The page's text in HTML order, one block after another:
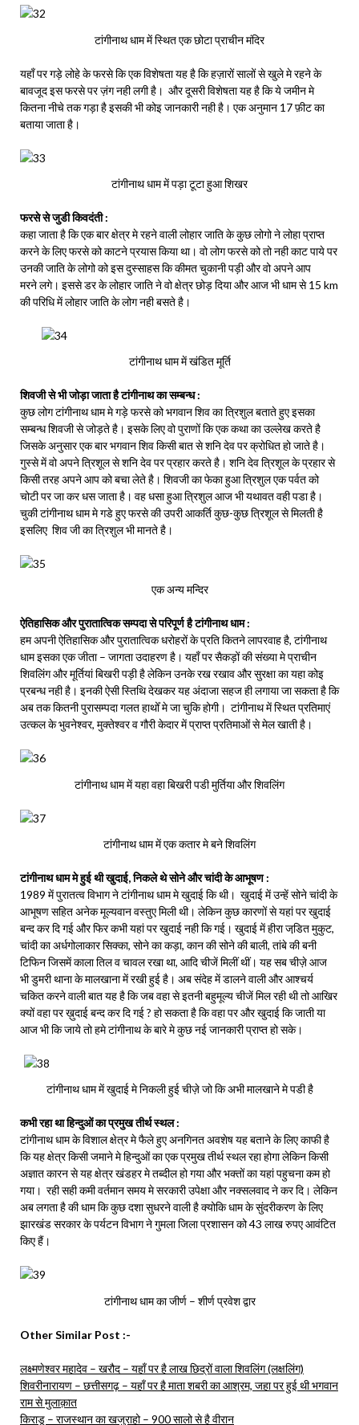
टांगीनाथ धाम में स्थित एक छोटा प्राचीन मंदिर
यहाँ पर गड़े लोहे के फरसे कि एक विशेषता यह है कि हज़ारों सालों से खुले मे रहने के
बावजूद इस फरसे पर ज़ंग नही लगी है। और दूसरी विशेषता यह है कि ये जमीन मे
कितना नीचे तक गड़ा है इसकी भी कोइ जानकारी नही है। एक अनुमान 17 फ़ीट का
बताया जाता है।
टांगीनाथ धाम में पड़ा टूटा हुआ शिखर
फरसे से जुडी किवदंती :
कहा जाता है कि एक बार क्षेत्र मे रहने वाली लोहार जाति के कुछ लोगो ने लोहा प्राप्त
करने के लिए फरसे को काटने प्रयास किया था। वो लोग फरसे को तो नही काट पाये पर
उनकी जाति के लोगो को इस दुस्साहस कि कीमत चुकानी पड़ी और वो अपने आप
मरने लगे। इससे डर के लोहार जाति ने वो क्षेत्र छोड़ दिया और आज भी धाम से 15 km
की परिधि में लोहार जाति के लोग नही बसते है।
टांगीनाथ धाम में खंडित मूर्ति
शिवजी से भी जोड़ा जाता है टांगीनाथ का सम्बन्ध :
कुछ लोग टांगीनाथ धाम मे गड़े फरसे को भगवान शिव का त्रिशुल बताते हुए इसका
सम्बन्ध शिवजी से जोड़ते है। इसके लिए वो पुराणों कि एक कथा का उल्लेख करते है
जिसके अनुसार एक बार भगवान शिव किसी बात से शनि देव पर क्रोधित हो जाते है।
गुस्से में वो अपने त्रिशूल से शनि देव पर प्रहार करते है। शनि देव त्रिशूल के प्रहार से
किसी तरह अपने आप को बचा लेते है। शिवजी का फेका हुआ त्रिशुल एक पर्वत को
चोटी पर जा कर धस जाता है। वह धसा हुआ त्रिशुल आज भी यथावत वही पडा है।
चुकी टांगीनाथ धाम मे गडे हुए फरसे की उपरी आकर्ति कुछ-कुछ त्रिशूल से मिलती है
इसलिए शिव जी का त्रिशुल भी मानते है।
एक अन्य मन्दिर
ऐतिहासिक और पुरातात्विक सम्पदा से परिपूर्ण है टांगीनाथ धाम :
हम अपनी ऐतिहासिक और पुरातात्विक धरोहरों के प्रति कितने लापरवाह है, टांगीनाथ
धाम इसका एक जीता – जागता उदाहरण है। यहाँ पर सैकड़ों की संख्या मे प्राचीन
शिवलिंग और मूर्तियां बिखरी पड़ी है लेकिन उनके रख रखाव और सुरक्षा का यहा कोइ
प्रबन्ध नही है। इनकी ऐसी स्तिथि देखकर यह अंदाजा सहज ही लगाया जा सकता है कि
अब तक कितनी पुरासम्पदा गलत हाथोँ मे जा चुकि होगी। टांगीनाथ में स्थित प्रतिमाएं
उत्कल के भुवनेश्वर, मुक्तेश्वर व गौरी केदार में प्राप्त प्रतिमाओं से मेल खाती है।
टांगीनाथ धाम में यहा वहा बिखरी पडी मुर्तिया और शिवलिंग
टांगीनाथ धाम में एक कतार मे बने शिवलिंग
टांगीनाथ धाम मे हुई थी खुदाई, निकले थे सोने और चांदी के आभूषण :
1989 में पुरातत्व विभाग ने टांगीनाथ धाम मे खुदाई कि थी। खुदाई में उन्हें सोने चांदी के
आभूषण सहित अनेक मूल्यवान वस्तुए मिली थी। लेकिन कुछ कारणों से यहां पर खुदाई
बन्द कर दि गई और फिर कभी यहां पर खुदाई नही कि गई। खुदाई में हीरा जडि़त मुकुट,
चांदी का अर्धगोलाकार सिक्का, सोने का कड़ा, कान की सोने की बाली, तांबे की बनी
टिफिन जिसमें काला तिल व चावल रखा था, आदि चीजें मिलीं थीं। यह सब चीज़े आज
भी डुमरी थाना के मालखाना में रखी हुई है। अब संदेह में डालने वाली और आश्चर्य
चकित करने वाली बात यह है कि जब वहा से इतनी बहुमूल्य चीजें मिल रही थी तो आखिर
क्यों वहा पर ख़ुदाई बन्द कर दि गई ? हो सकता है कि वहा पर और खुदाई कि जाती या
आज भी कि जाये तो हमे टांगीनाथ के बारे मे कुछ नई जानकारी प्राप्त हो सके।
टांगीनाथ धाम में खुदाई मे निकली हुई चीज़े जो कि अभी मालखाने मे पडी है
कभी रहा था हिन्दुओं का प्रमुख तीर्थ स्थल :
टांगीनाथ धाम के विशाल क्षेत्र मे फैले हुए अनगिनत अवशेष यह बताने के लिए काफी है
कि यह क्षेत्र किसी जमाने मे हिन्दुओं का एक प्रमुख तीर्थ स्थल रहा होगा लेकिन किसी
अज्ञात कारन से यह क्षेत्र खंडहर मे तब्दील हो गया और भक्तों का यहां पहुचना कम हो
गया। रही सही कमी वर्तमान समय मे सरकारी उपेक्षा और नक्सलवाद ने कर दि। लेकिन
अब लगता है की धाम कि कुछ दशा सुधरने वाली है क्योकि धाम के सुंदरीकरण के लिए
झारखंड सरकार के पर्यटन विभाग ने गुमला जिला प्रशासन को 43 लाख रुपए आवंटित
किए हैं।
टांगीनाथ धाम का जीर्ण – शीर्ण प्रवेश द्वार
Other Similar Post :-
लक्ष्मणेश्वर महादेव – खरौद – यहाँ पर है लाख छिद्रों वाला शिवलिंग (लक्षलिंग)
शिवरीनारायण – छत्तीसगढ़ – यहाँ पर है माता शबरी का आश्रम, जहा पर हुई थी भगवान
राम से मुलाक़ात
किराडू – राजस्थान का खजुराहो – 900 सालो से है वीरान